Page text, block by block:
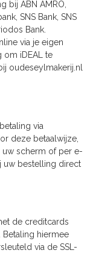
bij ABN AMRO,
SNS Bank, SNS
Bank.
via je eigen
om iDEAL te
oudeseylmakerij.nl
via
deze betaalwijze,
scherm of per e-
uw bestelling direct
de creditcards
Betaling hiermee
via de SSL-